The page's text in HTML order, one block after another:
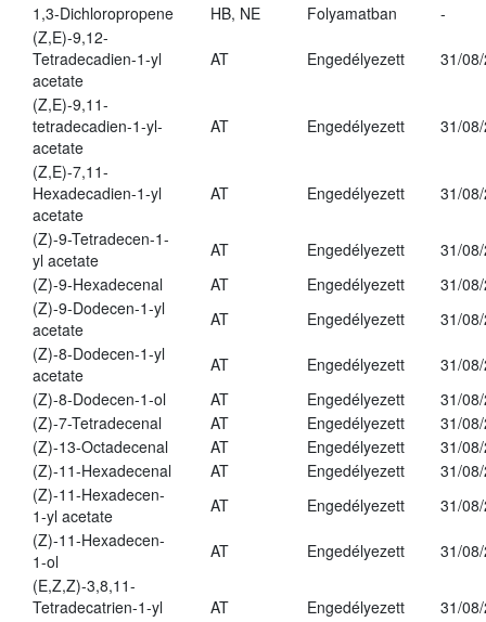
1,3-Dichloropropene
HB, NE Folyamatban
-
(Z,E)-9,12-
Tetradecadien-1-yl
acetate
AT Engedélyezett 31/
(Z,E)-9,11-
tetradecadien-1-yl-
acetate
AT Engedélyezett 31/
(Z,E)-7,11-
Hexadecadien-1-yl
acetate
AT Engedélyezett 31/
(Z)-9-Tetradecen-1-
yl acetate
AT Engedélyezett
31/
(Z)-9-Hexadecenal
AT Engedélyezett
31/
(Z)-9-Dodecen-1-yl
acetate
AT Engedélyezett
31/
(Z)-8-Dodecen-1-yl
acetate
AT Engedélyezett
31/
(Z)-8-Dodecen-1-ol
AT Engedélyezett
31/
(Z)-7-Tetradecenal
AT Engedélyezett
31/
(Z)-13-Octadecenal
AT Engedélyezett
31/
(Z)-11-Hexadecenal
AT Engedélyezett
31/
(Z)-11-Hexadecen-
1-yl acetate
AT Engedélyezett
31/
(Z)-11-Hexadecen-
1-ol
AT Engedélyezett
31/
(E,Z,Z)-3,8,11-
Tetradecatrien-1-yl
AT Engedélyezett 31/